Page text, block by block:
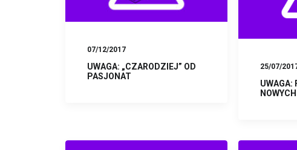
07/12/2017
UWAGA: „CZARODZIEJ” OD
PASJONAT
25/07/
UWAGA: